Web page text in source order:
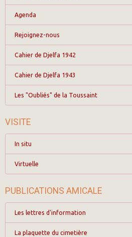
Agenda
Rejoignez-nous
Cahier de Djelfa 1942
Cahier de Djelfa 1943
Les "Oubliés" de la Toussaint
VISITE
In situ
Virtuelle
PUBLICATIONS AMICALE
Les lettres d'information
La plaquette du cimetière